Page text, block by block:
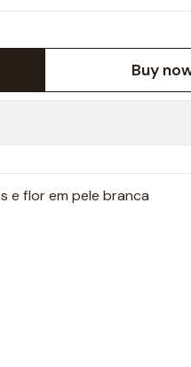
Buy
e flor em pele branca